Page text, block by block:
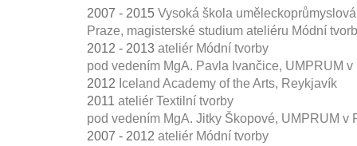
2007 - 2015 Vysoká škola
Praze, magisterské studium ateliéru Módní
2012 - 2013 ateliér Módní tvorby
pod vedením MgA. Pavla Ivančice, UMPRUM v
2012 Iceland Academy of the Arts, Reykjavík
2011 ateliér Textilní tvorby
pod vedením MgA. Jitky Škopové, UMPRUM v
2007 - 2012 ateliér Módní tvorby